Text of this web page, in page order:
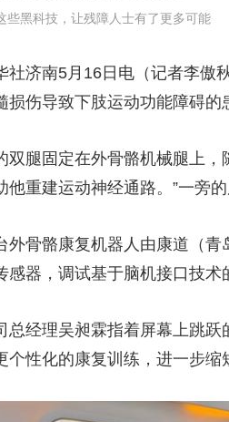
小央直播 直播中国 熊猫频道
划 快看 蓝海中国 新兵请入
猜 2026年世界杯 2026年冬奥会
林匹克频道 生活体育大会 体育
村振兴 生态环境 一带一路
会 大国保险 云顶对话 云起
些黑科技，让残障人士有了更多可能
南5月16日电（记者李傲秋
损伤导致下肢运动功能障碍的
固定在外骨骼机械腿上，
他重建运动神经通路。”一旁的
骼康复机器人由康道（青
感器，调试基于脑机接口技术
理吴昶霖指着屏幕上跳跃的
个性化的康复训练，进一步缩